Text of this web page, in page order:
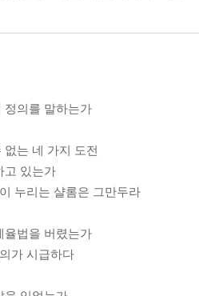
정의를 말하는가
없는 네 가지 도전
고 있는가
누리는 샬롬은 그만두라
율법을 버렸는가
가 시급하다